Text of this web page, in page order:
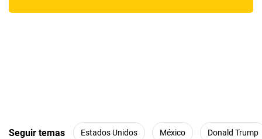
Seguir temas Estados Unidos México Donald Trump